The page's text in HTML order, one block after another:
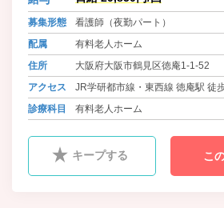
護・保育の
募集形態
看護師（夜勤パート）
配属
有料老人ホーム
住所
大阪府大阪市鶴見区徳庵1-1-52
アクセス
JR学研都市線・東西線 徳庵駅 徒
診療科目
有料老人ホーム
キープする こ